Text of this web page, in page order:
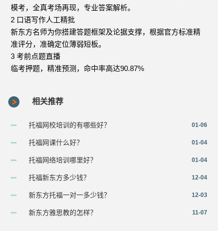
模考，全真考场再现，专业答案解析。
2 口语写作人工精批
新东方名师为你搭建答题框架及论据支撑，根据官方标准精
准评分，准确定位薄弱短板。
3 考前点题直播
临考押题，精准预测，命中率高达90.87%
相关推荐
托福网校培训的有哪些好？ 01-06
托福网课什么好？ 01-04
托福网络培训哪里好？ 01-04
托福新东方多少钱？ 12-04
新东方托福一对一多少钱？ 12-03
新东方雅思教的怎样？ 11-07